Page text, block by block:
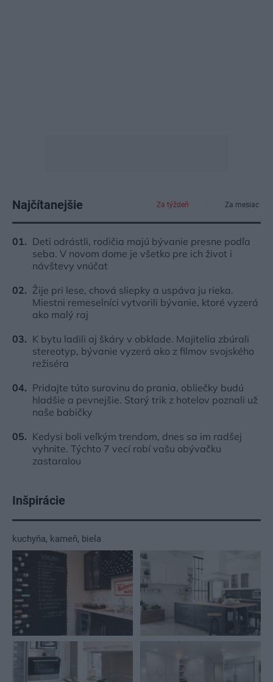
Najčítanejšie Za týždeň Za mesiac
Deti odrástli, rodičia majú bývanie presne podľa
seba. V novom dome je všetko pre ich život i
návštevy vnúčat
Žije pri lese, chová sliepky a uspáva ju rieka.
Miestni remeselníci vytvorili bývanie, ktoré vyzerá
ako malý raj
K bytu ladili aj škáry v obklade. Majitelia zbúrali
stereotyp, bývanie vyzerá ako z filmov svojského
režiséra
Pridajte túto surovinu do prania, obliečky budú
hladšie a pevnejšie. Starý trik z hotelov poznali už
naše babičky
Kedysi boli veľkým trendom, dnes sa im radšej
vyhnite. Týchto 7 vecí robí vašu obývačku
zastaralou
Inšpirácie
kuchyňa, kameň, biela